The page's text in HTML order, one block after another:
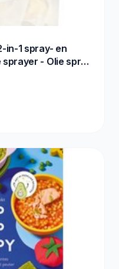
in-1 spray- en
- Olie spray
- Oliefles - Incl.